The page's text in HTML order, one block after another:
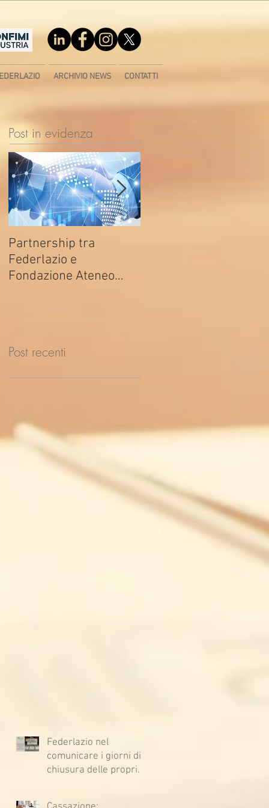
ARCHIVIO NEWS CONTATTI
Post in evidenza
Partnership tra
Federlazio e
Fondazione Ateneo
Post recenti
Federlazio nel
comunicare i giorni di
chiusura delle proprie